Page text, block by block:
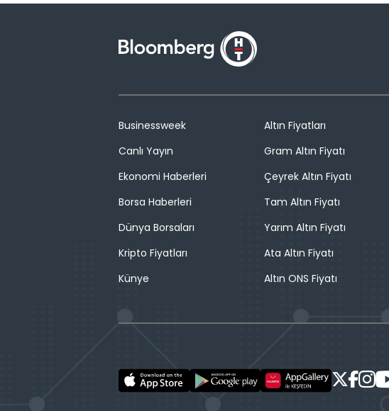
Businessweek
Canlı Yayın
Ekonomi Haberleri
Borsa Haberleri
Dünya Borsaları
Kripto Fiyatları
Künye
Altın Fiyatları
Gram Altın Fiyatı
Çeyrek Altın Fiyatı
Tam Altın Fiyatı
Yarım Altın Fiyatı
Ata Altın Fiyatı
Altın ONS Fiyatı